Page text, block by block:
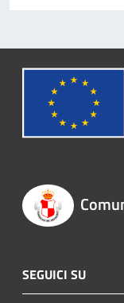
SEGUICI SU